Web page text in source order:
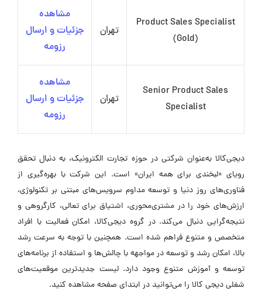
Product Sales Specialist
(Gold)
تهران
مشاهده
جزئیات و ارسال
رزومه
Senior Product Sales
Specialist
تهران
مشاهده
جزئیات و ارسال
رزومه
دیجی‌کالا به‌عنوان شرکتی در حوزه تجارت الکترونیک، به دنبال تحقق
رویای «لبخندی برای همه ایران» است. این شرکت با بهره‌گیری از
فناوری‌های روز دنیا و توسعه مداوم سرویس‌های مبتنی بر تکنولوژی،
ارزش‌های خود را در مشتری‌محوری، اشتیاق برای تعالی، کارگروهی و
نتیجه‌گرایی دنبال می‌کند. در گروه دیجی‌کالا، امکان فعالیت با افراد
متخصص و متنوع فراهم شده است. همچنین با توجه به سرعت رشد
بالا، امکان رشد و توسعه در مواجهه با چالش‌ها و استفاده از برنامه‌های
توسعه و آموزش متنوع وجود دارد. لیست جدیدترین موقعیت‌های
شغلی دیجی کالا را می‌توانید در ابتدای صفحه مشاهده کنید.